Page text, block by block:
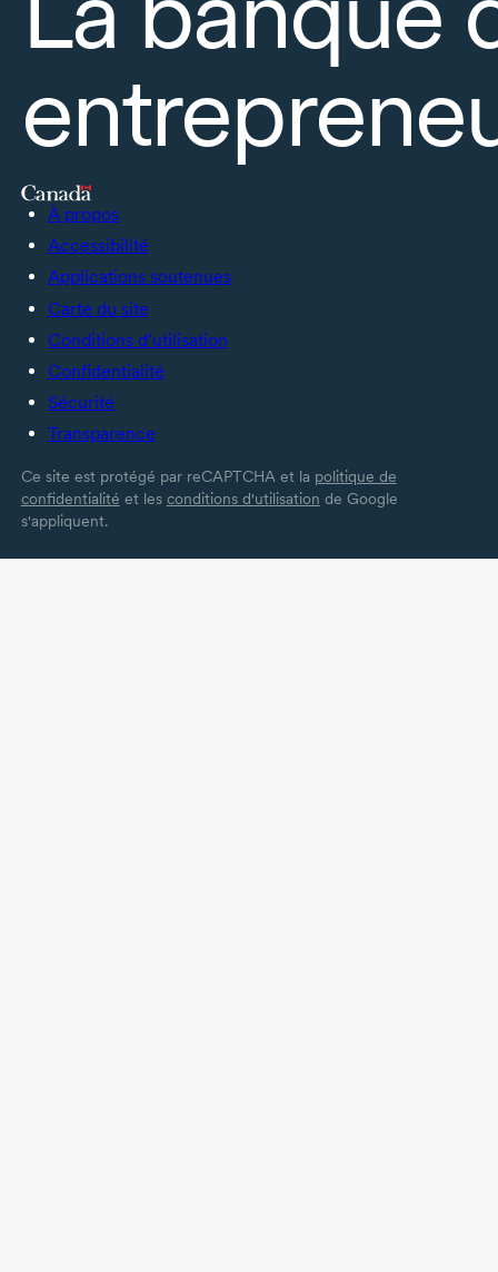
À propos
Accessibilité
Applications soutenues
Carte du site
Conditions d’utilisation
Confidentialité
Sécurité
Transparence
Ce site est protégé par reCAPTCHA et la politique de
confidentialité et les conditions d'utilisation de Google
s'appliquent.